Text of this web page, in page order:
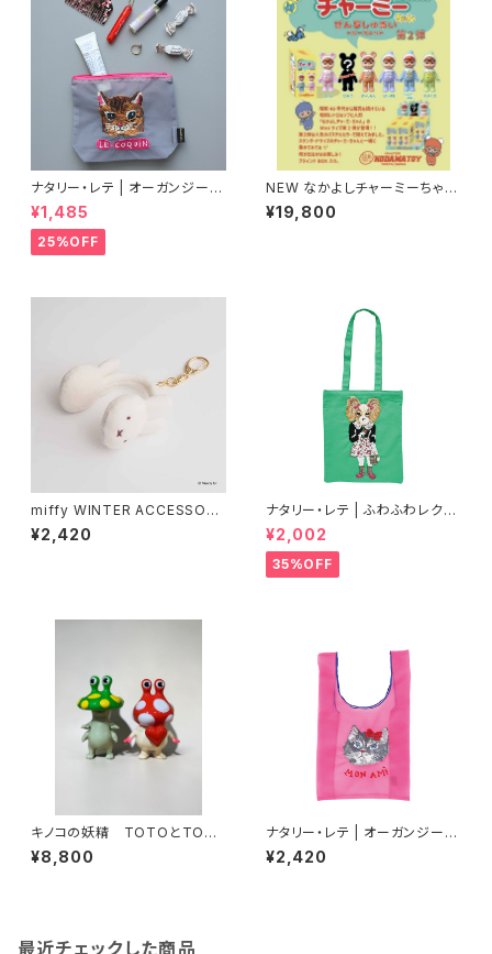
ナタリー・レテ | オーガンジーポ
ーチ マヤ | Organdy Pouch
Maya
¥1,485
25%OFF
NEW なかよしチャーミーちゃん
Mini第2弾（全5色＋シークレッ
ト）（ソフビ人形 フィギュア）
¥19,800
miffy WINTER ACCESSORY
S MINI イヤマフチャーム ミッフ
ィー
¥2,420
ナタリー・レテ | ふわふわレクタ
ングルトートバッグ ドッグ | Fluf
fy Rectangle tote bag Dog
¥2,002
35%OFF
キノコの妖精 TOTOとTOM
OSHI
¥8,800
ナタリー・レテ | オーガンジーバ
ッグ S グレーキャット | Organd
y Bag S Gray cat
¥2,420
最近チェックした商品